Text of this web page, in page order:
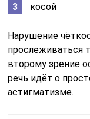
косой
Нарушение
прослеживаться
второму зрение
речь идёт о
астигматизме.